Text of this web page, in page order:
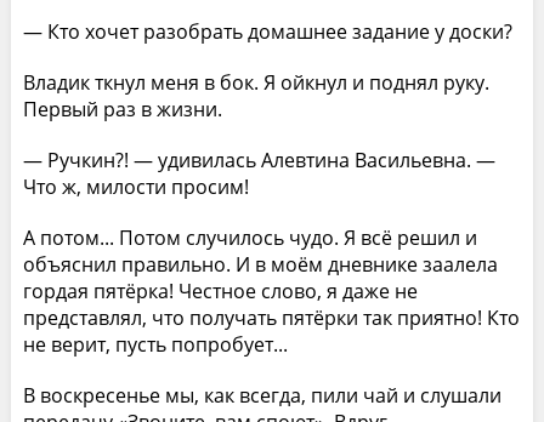
— Кто хочет разобрать домашнее задание у доски?
Владик ткнул меня в бок. Я ойкнул и поднял руку.
Первый раз в жизни.
— Ручкин?! — удивилась Алевтина Васильевна. —
Что ж, милости просим!
А потом... Потом случилось чудо. Я всё решил и
объяснил правильно. И в моём дневнике заалела
гордая пятёрка! Честное слово, я даже не
представлял, что получать пятёрки так приятно! Кто
не верит, пусть попробует...
В воскресенье мы, как всегда, пили чай и слушали